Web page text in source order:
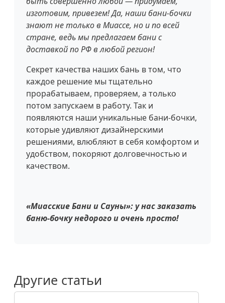
изготовим, привезем! Да, наши бани-бочки
знают не только в Миассе, но и по всей
стране, ведь мы предлагаем бани с
доставкой по РФ в любой регион!
Секрет качества наших бань в том, что
каждое решение мы тщательно
прорабатываем, проверяем, а только
потом запускаем в работу. Так и
появляются наши уникальные бани-бочки,
которые удивляют дизайнерскими
решениями, влюбляют в себя комфортом и
удобством, покоряют долговечностью и
качеством.
«Миасские Бани и Сауны»: у нас заказать
баню-бочку недорого и очень просто!
Другие статьи